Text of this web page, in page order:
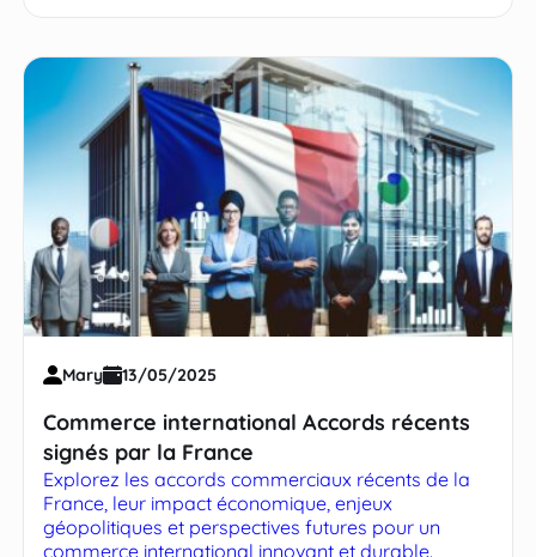
Mary 13/05/2025
Commerce international Accords récents
signés par la France
Explorez les accords commerciaux récents de la
France, leur impact économique, enjeux
géopolitiques et perspectives futures pour un
commerce international innovant et durable.